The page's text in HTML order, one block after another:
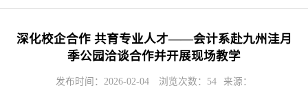
深化校企合作 共育专业人才——会计系赴九州洼月
季公园洽谈合作并开展现场教学
发布时间：2026-02-04 浏览次数： 54 来源：